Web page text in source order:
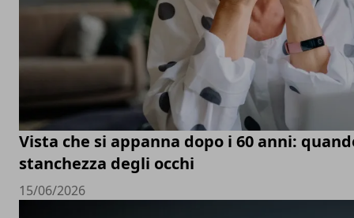
Vista che si appanna dopo i 60 anni:
stanchezza degli occhi
15/06/2026